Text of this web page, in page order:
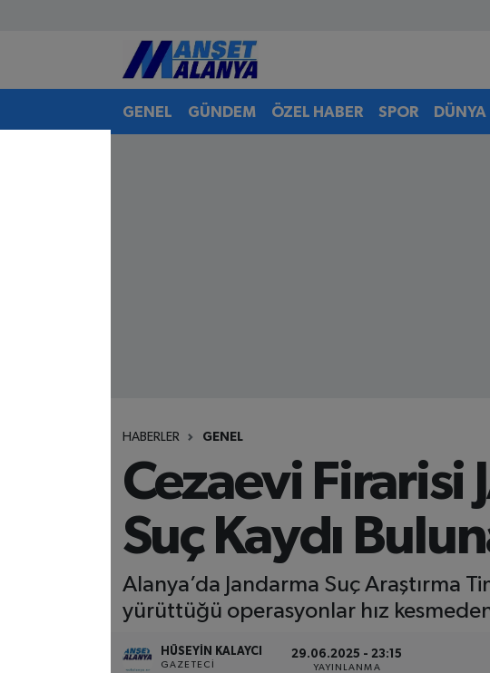
GENEL GÜNDEM ÖZEL HABER SPOR DÜNYA
HABERLER GENEL
Cezaevi Firarisi
Suç Kaydı
Alanya’da Jandarma Suç Araştırma
yürüttüğü operasyonlar hız
HÜSEYIN KALAYCI
GAZETECI
29.06.2025 - 23:15
YAYINLANMA
Antalya Nöbetçi Eczaneler
Antalya Hava Durumu